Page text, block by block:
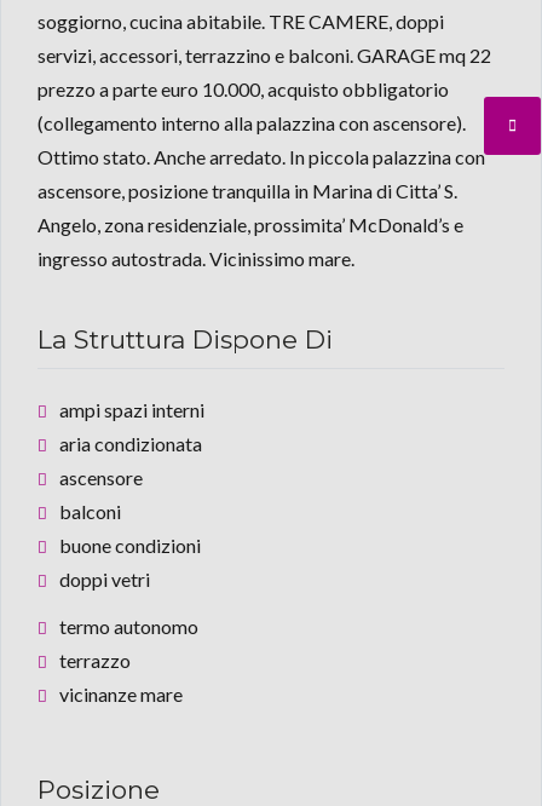
soggiorno, cucina abitabile. TRE CAMERE, doppi
servizi, accessori, terrazzino e balconi. GARAGE mq 22
prezzo a parte euro 10.000, acquisto obbligatorio
(collegamento interno alla palazzina con ascensore).
Ottimo stato. Anche arredato. In piccola palazzina con
ascensore, posizione tranquilla in Marina di Citta’ S.
Angelo, zona residenziale, prossimita’ McDonald’s e
ingresso autostrada. Vicinissimo mare.
La Struttura Dispone Di
ampi spazi interni
aria condizionata
ascensore
balconi
buone condizioni
doppi vetri
termo autonomo
terrazzo
vicinanze mare
Posizione